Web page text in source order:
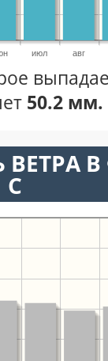
июл авг
50.2 мм.
ВЕТРА
С